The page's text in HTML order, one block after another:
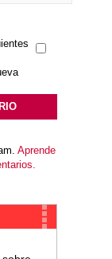
Aprende